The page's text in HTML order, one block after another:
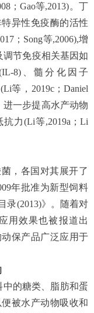
；Gao等,2013)。丁
异性免疫酶的活性
；Song等,2006),增
调节免疫相关基因如
8)、髓分化因子
等，2019c；Daniel
进一步提高水产动物
力(Li等,2019a；Li
，各国对其展开了
年批准为新型饲料
录(2013)》。随着对
用效果也被报道出
保产品广泛应用于
的糖类、脂肪和蛋
被水产动物吸收和